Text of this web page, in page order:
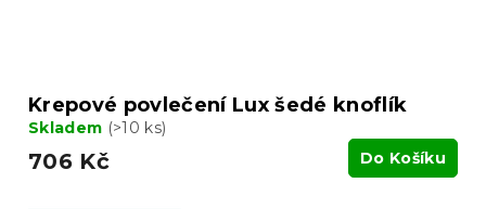
Krepové povlečení Lux šedé knoflík
Skladem (>10 ks)
706 Kč Do Košíku